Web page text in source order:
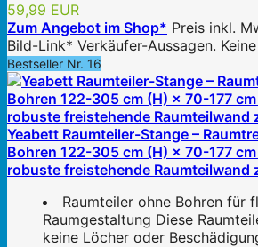
59,99 EUR
Zum Angebot im Shop* Preis inkl.
Bild-Link* Verkäufer-Aussagen.
Bestseller Nr. 16
Yeabett Raumteiler-Stange –
Bohren 122-305 cm (H) × 70-177
robuste freistehende Raumteilwand
Raumteiler ohne Bohren für
Raumgestaltung Diese
keine Löcher oder